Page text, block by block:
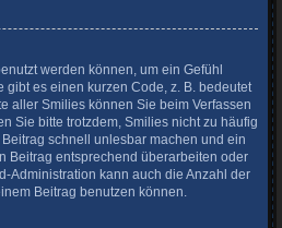
werden können, um ein Gefühl
gibt es einen kurzen Code, z. B. bedeutet
aller Smilies können Sie beim Verfassen
Sie bitte trotzdem, Smilies nicht zu häufig
schnell unlesbar machen und ein
Beitrag entsprechend überarbeiten oder
Administration kann auch die Anzahl der
Beitrag benutzen können.